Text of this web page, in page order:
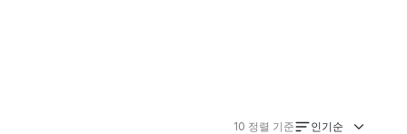
10 정렬 기준 인기순